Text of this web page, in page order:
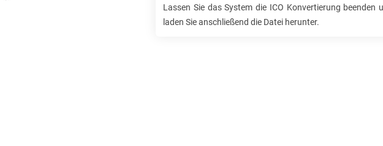
Lassen Sie das System die ICO Konvertierung beenden
laden Sie anschließend die Datei herunter.